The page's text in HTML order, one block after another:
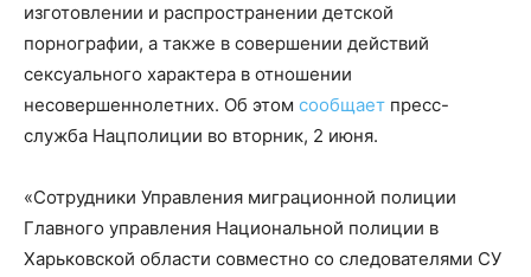
изготовлении и распространении детской
порнографии, а также в совершении действий
сексуального характера в отношении
несовершеннолетних. Об этом сообщает пресс-
служба Нацполиции во вторник, 2 июня.
«Сотрудники Управления миграционной полиции
Главного управления Национальной полиции в
Харьковской области совместно со следователями СУ